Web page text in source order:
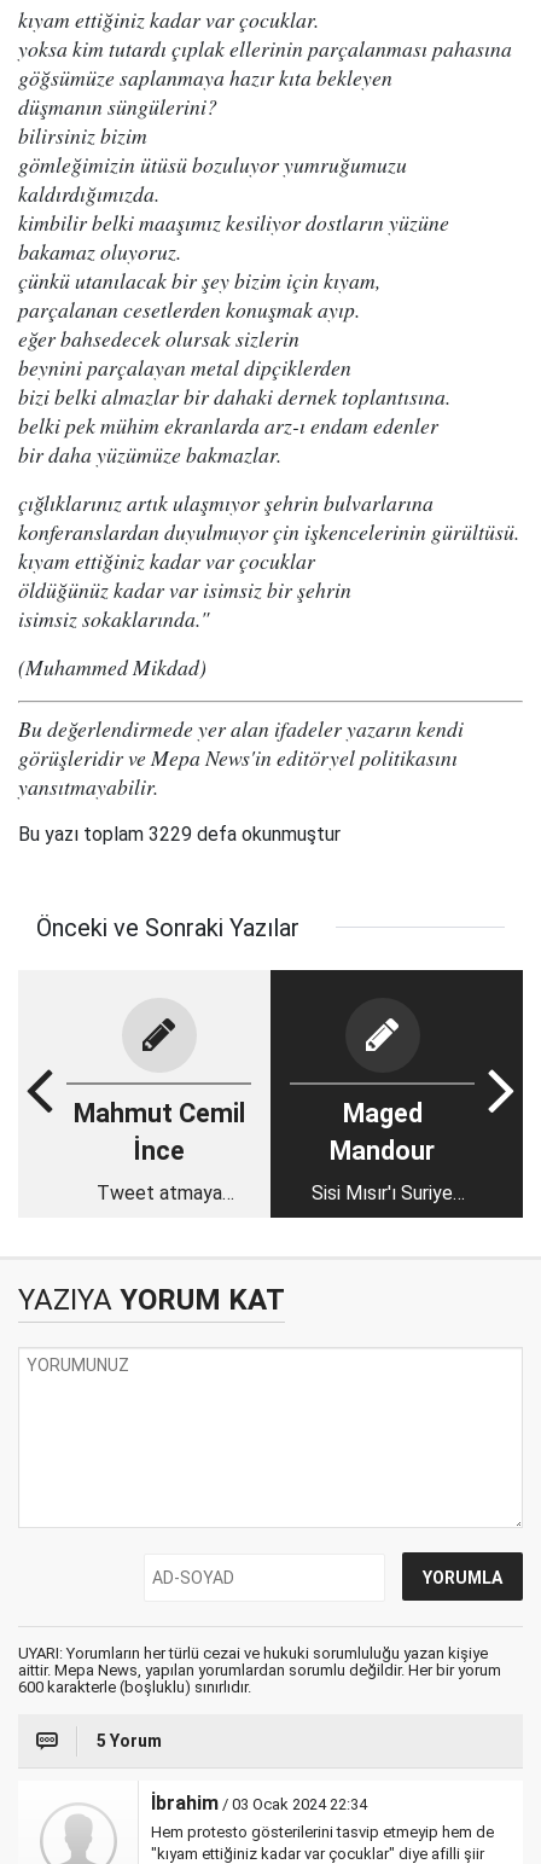
kıyam ettiğiniz kadar var çocuklar.
yoksa kim tutardı çıplak ellerinin parçalanması pahasına
göğsümüze saplanmaya hazır kıta bekleyen
düşmanın süngülerini?
bilirsiniz bizim
gömleğimizin ütüsü bozuluyor yumruğumuzu
kaldırdığımızda.
kimbilir belki maaşımız kesiliyor dostların yüzüne
bakamaz oluyoruz.
çünkü utanılacak bir şey bizim için kıyam,
parçalanan cesetlerden konuşmak ayıp.
eğer bahsedecek olursak sizlerin
beynini parçalayan metal dipçiklerden
bizi belki almazlar bir dahaki dernek toplantısına.
belki pek mühim ekranlarda arz-ı endam edenler
bir daha yüzümüze bakmazlar.
çığlıklarınız artık ulaşmıyor şehrin bulvarlarına
konferanslardan duyulmuyor çin işkencelerinin gürültüsü.
kıyam ettiğiniz kadar var çocuklar
öldüğünüz kadar var isimsiz bir şehrin
isimsiz sokaklarında."
(Muhammed Mikdad)
Bu değerlendirmede yer alan ifadeler yazarın kendi
görüşleridir ve Mepa News'in editöryel politikasını
yansıtmayabilir.
Bu yazı toplam 3229 defa okunmuştur
Önceki ve Sonraki Yazılar
Mahmut Cemil
İnce
Tweet atmaya
Maged
Mandour
Sisi Mısır'ı Suriye
benzeri bir iç
YAZIYA YORUM KAT
UYARI: Yorumların her türlü cezai ve hukuki sorumluluğu yazan kişiye
aittir. Mepa News, yapılan yorumlardan sorumlu değildir. Her bir yorum
600 karakterle (boşluklu) sınırlıdır.
5 Yorum
İbrahim / 03 Ocak 2024 22:34
Hem protesto gösterilerini tasvip etmeyip hem de
"kıyam ettiğiniz kadar var çocuklar" diye afilli şiir